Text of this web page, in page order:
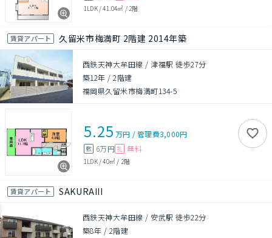
1LDK/41.04㎡ / 2階
賃貸アパート 久留米市梅満町 2階建 2014年築
西鉄天神大牟田線 / 津福駅 徒歩27分
築12年 /2階建
福岡県久留米市梅満町134-5
5.25 万円 /管理費3,000円
敷 6万円 礼 無料
1LDK/40㎡ / 2階
賃貸アパート SAKURAIII
西鉄天神大牟田線 / 安武駅 徒歩22分
築8年 / 2階建